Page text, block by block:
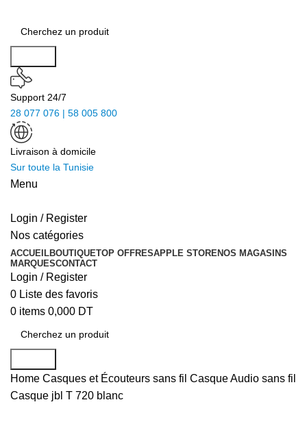
Support 24/7
28 077 076 | 58 005 800
Livraison à domicile
Sur toute la Tunisie
Menu
Login / Register
Nos catégories
ACCUEILBOUTIQUETOP OFFRESAPPLE STORENOS MAGASINS
MARQUESCONTACT
Login / Register
0 Liste des favoris
0 items 0,000 DT
Home Casques et Écouteurs sans fil Casque Audio sans fil
Casque jbl T 720 blanc